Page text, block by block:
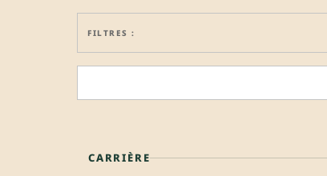
FILTRES :
CARRIÈRE